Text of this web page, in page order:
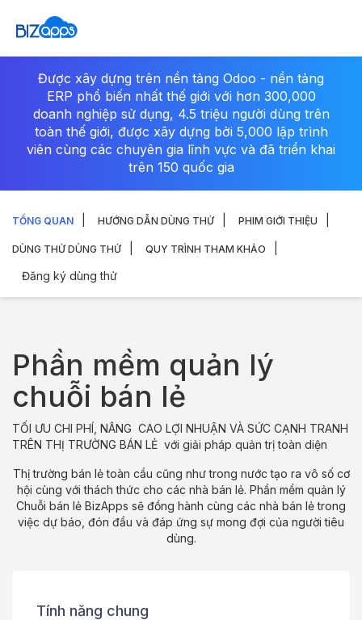
Được xây dựng trên nền tảng Odoo - nền tảng
ERP phổ biến nhất thế giới với hơn 300,000
doanh nghiệp sử dụng, 4.5 triệu người dùng trên
toàn thế giới, được xây dựng bởi 5,000 lập trình
viên cùng các chuyên gia lĩnh vực và đã triển khai
trên 150 quốc gia
TỔNG QUAN HƯỚNG DẪN DÙNG THỬ PHIM GIỚI THIỆU
DÙNG THỬ DÙNG THỬ QUY TRÌNH THAM KHẢO
Đăng ký dùng thử
Phần mềm quản lý
chuỗi bán lẻ
TỐI ƯU CHI PHÍ, NÂNG CAO LỢI NHUẬN VÀ SỨC CẠNH TRANH
TRÊN THỊ TRƯỜNG BÁN LẺ với giải pháp quản trị toàn diện
Thị trường bán lẻ toàn cầu cũng như trong nước tạo ra vô số cơ
hội cùng với thách thức cho các nhà bán lẻ. Phần mềm quản lý
Chuỗi bán lẻ BizApps sẽ đồng hành cùng các nhà bán lẻ trong
việc dự báo, đón đầu và đáp ứng sự mong đợi của người tiêu
dùng.
Tính năng chung